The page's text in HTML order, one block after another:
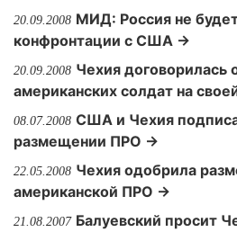
20.09.2008 МИД: Россия не
конфронтации с США →
20.09.2008 Чехия договорилась
американских солдат на
08.07.2008 США и Чехия
размещении ПРО →
22.05.2008 Чехия одобрила
американской ПРО →
21.08.2007 Балуевский просит